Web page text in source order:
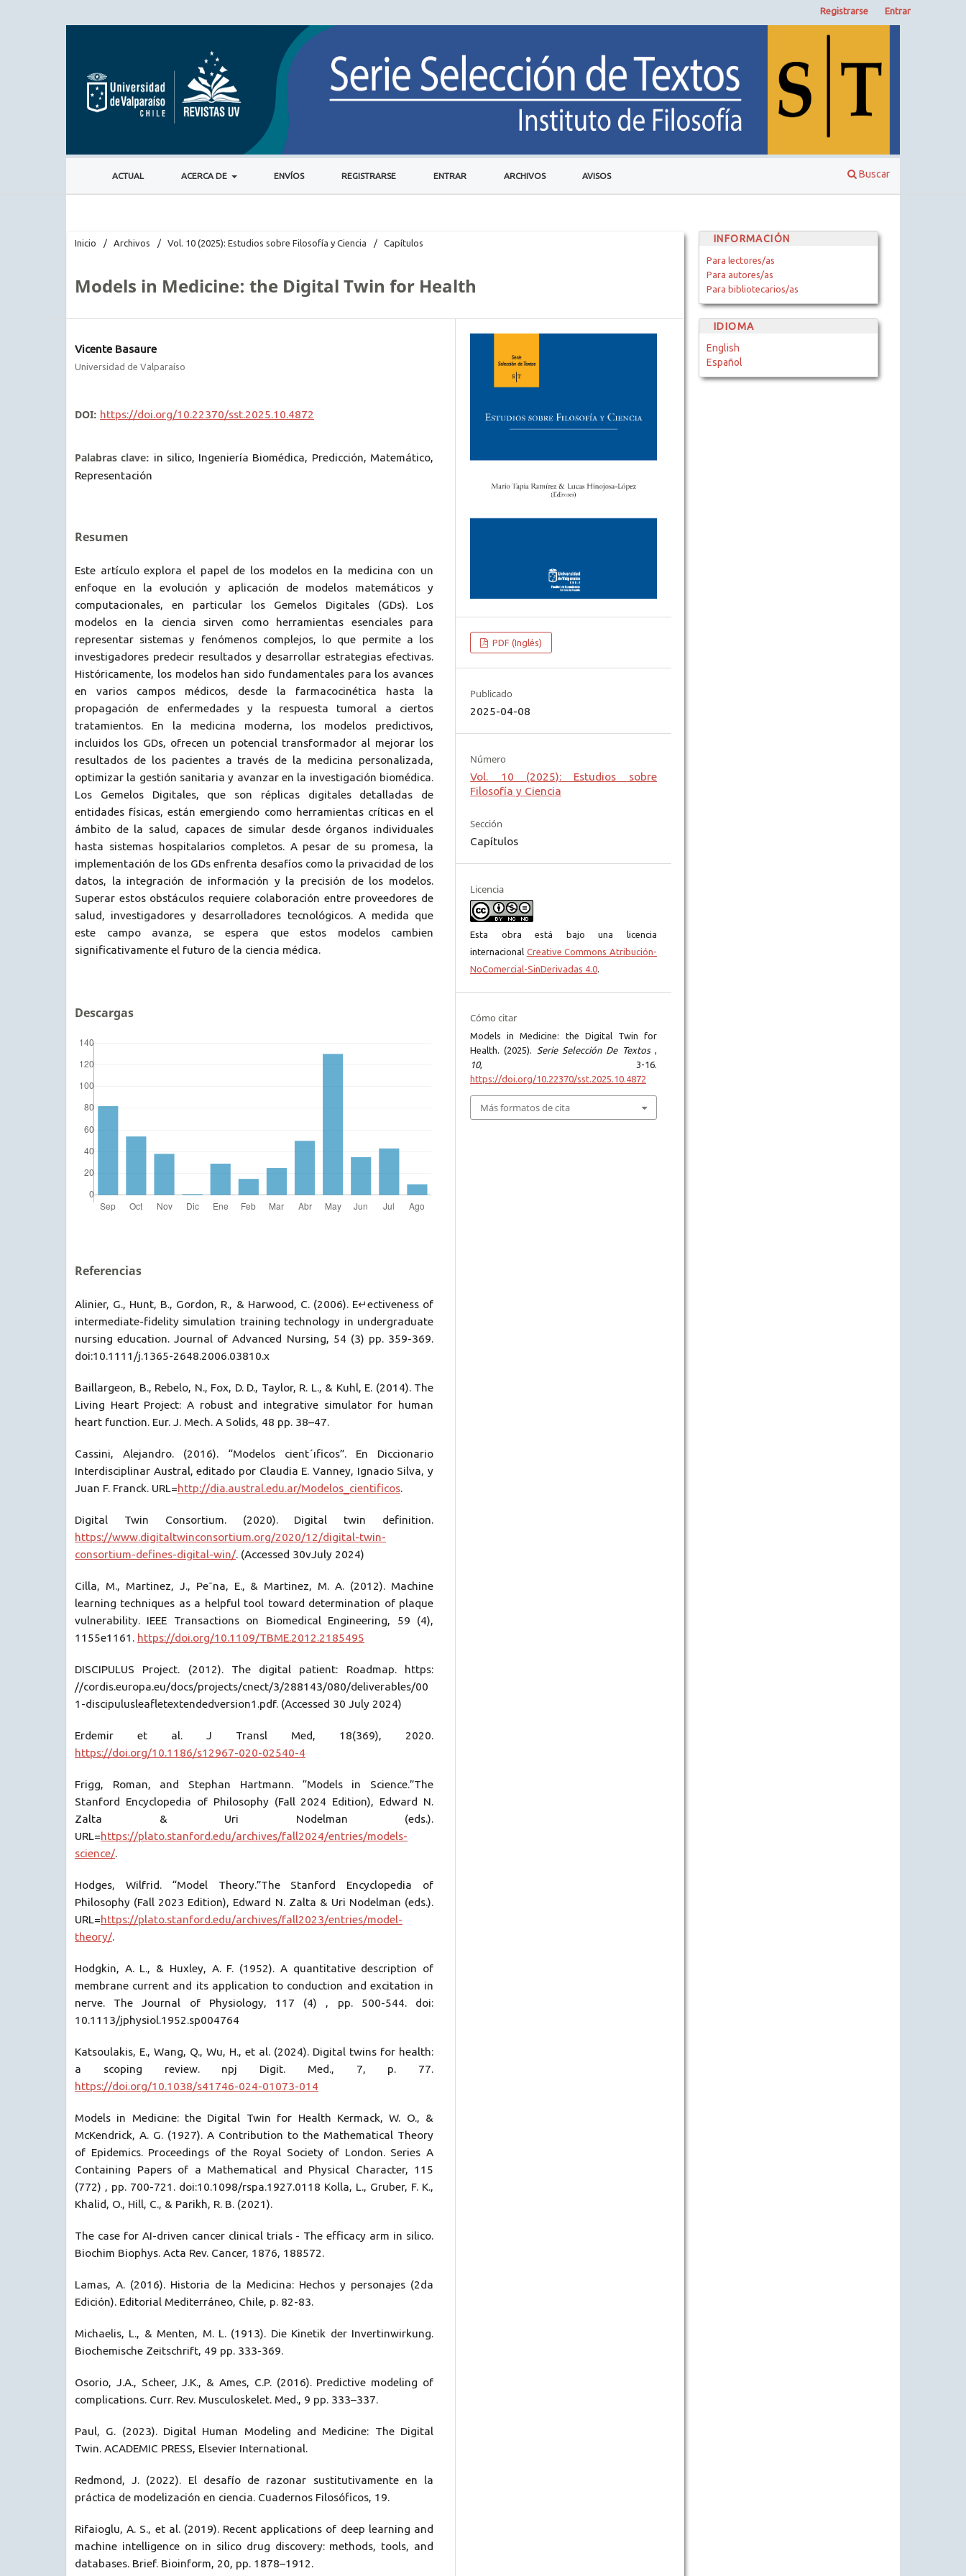
ACTUAL ACERCA DE ENVÍOS REGISTRARSE ENTRAR ARCHIVOS AVISOS Buscar
Registrarse Entrar
Inicio / Archivos / Vol. 10 (2025): Estudios sobre Filosofía y Ciencia / Capítulos
Models in Medicine: the Digital Twin for Health
Vicente Basaure
Universidad de Valparaíso
DOI: https://doi.org/10.22370/sst.2025.10.4872
Palabras clave: in silico, Ingeniería Biomédica, Predicción, Matemático,
Representación
Resumen
Este artículo explora el papel de los modelos en la medicina con un
enfoque en la evolución y aplicación de modelos matemáticos y
computacionales, en particular los Gemelos Digitales (GDs). Los
modelos en la ciencia sirven como herramientas esenciales para
representar sistemas y fenómenos complejos, lo que permite a los
investigadores predecir resultados y desarrollar estrategias efectivas.
Históricamente, los modelos han sido fundamentales para los avances
en varios campos médicos, desde la farmacocinética hasta la
propagación de enfermedades y la respuesta tumoral a ciertos
tratamientos. En la medicina moderna, los modelos predictivos,
incluidos los GDs, ofrecen un potencial transformador al mejorar los
resultados de los pacientes a través de la medicina personalizada,
optimizar la gestión sanitaria y avanzar en la investigación biomédica.
Los Gemelos Digitales, que son réplicas digitales detalladas de
entidades físicas, están emergiendo como herramientas críticas en el
ámbito de la salud, capaces de simular desde órganos individuales
hasta sistemas hospitalarios completos. A pesar de su promesa, la
implementación de los GDs enfrenta desafíos como la privacidad de los
datos, la integración de información y la precisión de los modelos.
Superar estos obstáculos requiere colaboración entre proveedores de
salud, investigadores y desarrolladores tecnológicos. A medida que
este campo avanza, se espera que estos modelos cambien
significativamente el futuro de la ciencia médica.
Descargas
Referencias
Alinier, G., Hunt, B., Gordon, R., & Harwood, C. (2006). E↵ectiveness of
intermediate-fidelity simulation training technology in undergraduate
nursing education. Journal of Advanced Nursing, 54 (3) pp. 359-369.
doi:10.1111/j.1365-2648.2006.03810.x
Baillargeon, B., Rebelo, N., Fox, D. D., Taylor, R. L., & Kuhl, E. (2014). The
Living Heart Project: A robust and integrative simulator for human
heart function. Eur. J. Mech. A Solids, 48 pp. 38–47.
Cassini, Alejandro. (2016). “Modelos cient´ıficos”. En Diccionario
Interdisciplinar Austral, editado por Claudia E. Vanney, Ignacio Silva, y
Juan F. Franck. URL=http://dia.austral.edu.ar/Modelos_cientificos.
Digital Twin Consortium. (2020). Digital twin definition.
https://www.digitaltwinconsortium.org/2020/12/digital-twin-
consortium-defines-digital-win/. (Accessed 30vJuly 2024)
Cilla, M., Martinez, J., Pe˜na, E., & Martinez, M. A. (2012). Machine
learning techniques as a helpful tool toward determination of plaque
vulnerability. IEEE Transactions on Biomedical Engineering, 59 (4),
1155e1161. https://doi.org/10.1109/TBME.2012.2185495
DISCIPULUS Project. (2012). The digital patient: Roadmap. https:
//cordis.europa.eu/docs/projects/cnect/3/288143/080/deliverables/00
1-discipulusleafletextendedversion1.pdf. (Accessed 30 July 2024)
Erdemir et al. J Transl Med, 18(369), 2020.
https://doi.org/10.1186/s12967-020-02540-4
Frigg, Roman, and Stephan Hartmann. “Models in Science.”The
Stanford Encyclopedia of Philosophy (Fall 2024 Edition), Edward N.
Zalta & Uri Nodelman (eds.).
URL=https://plato.stanford.edu/archives/fall2024/entries/models-
science/.
Hodges, Wilfrid. “Model Theory.”The Stanford Encyclopedia of
Philosophy (Fall 2023 Edition), Edward N. Zalta & Uri Nodelman (eds.).
URL=https://plato.stanford.edu/archives/fall2023/entries/model-
theory/.
Hodgkin, A. L., & Huxley, A. F. (1952). A quantitative description of
membrane current and its application to conduction and excitation in
nerve. The Journal of Physiology, 117 (4) , pp. 500-544. doi:
10.1113/jphysiol.1952.sp004764
Katsoulakis, E., Wang, Q., Wu, H., et al. (2024). Digital twins for health:
a scoping review. npj Digit. Med., 7, p. 77.
https://doi.org/10.1038/s41746-024-01073-014
Models in Medicine: the Digital Twin for Health Kermack, W. O., &
McKendrick, A. G. (1927). A Contribution to the Mathematical Theory
of Epidemics. Proceedings of the Royal Society of London. Series A
Containing Papers of a Mathematical and Physical Character, 115
(772) , pp. 700-721. doi:10.1098/rspa.1927.0118 Kolla, L., Gruber, F. K.,
Khalid, O., Hill, C., & Parikh, R. B. (2021).
The case for AI-driven cancer clinical trials - The efficacy arm in silico.
Biochim Biophys. Acta Rev. Cancer, 1876, 188572.
Lamas, A. (2016). Historia de la Medicina: Hechos y personajes (2da
Edición). Editorial Mediterráneo, Chile, p. 82-83.
Michaelis, L., & Menten, M. L. (1913). Die Kinetik der Invertinwirkung.
Biochemische Zeitschrift, 49 pp. 333-369.
Osorio, J.A., Scheer, J.K., & Ames, C.P. (2016). Predictive modeling of
complications. Curr. Rev. Musculoskelet. Med., 9 pp. 333–337.
Paul, G. (2023). Digital Human Modeling and Medicine: The Digital
Twin. ACADEMIC PRESS, Elsevier International.
Redmond, J. (2022). El desafío de razonar sustitutivamente en la
práctica de modelización en ciencia. Cuadernos Filosóficos, 19.
Rifaioglu, A. S., et al. (2019). Recent applications of deep learning and
machine intelligence on in silico drug discovery: methods, tools, and
databases. Brief. Bioinform, 20, pp. 1878–1912.
PDF (Inglés)
Publicado
2025-04-08
Número
Vol. 10 (2025): Estudios sobre
Filosofía y Ciencia
Sección
Capítulos
Licencia
Esta obra está bajo una licencia
internacional Creative Commons Atribución-
NoComercial-SinDerivadas 4.0.
Cómo citar
Models in Medicine: the Digital Twin for
Health. (2025). Serie Selección De Textos ,
10, 3-16.
https://doi.org/10.22370/sst.2025.10.4872
Más formatos de cita
INFORMACIÓN
Para lectores/as
Para autores/as
Para bibliotecarios/as
IDIOMA
English
Español